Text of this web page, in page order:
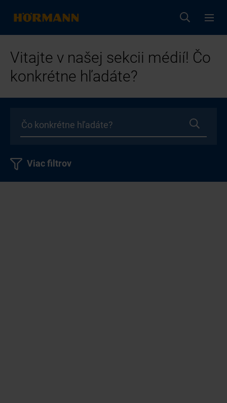
Vitajte v našej sekcii médií! Čo
konkrétne hľadáte?
Viac filtrov